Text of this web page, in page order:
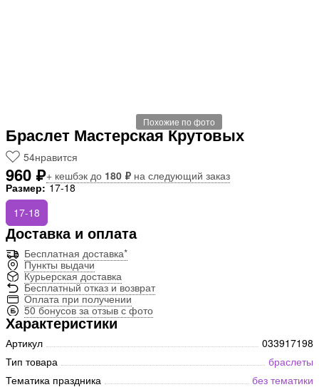
Похожие по фото
Браслет Мастерская Крутовых
54нравится
960 ₽+ кешбэк до 180 ₽ на следующий заказ
Размер: 17-18
17-18
Доставка и оплата
Бесплатная доставка*
Пункты выдачи
Курьерская доставка
Бесплатный отказ и возврат
Оплата при получении
50 бонусов за отзыв с фото
Характеристики
Артикул
033917198
Тип товара
браслеты
Тематика праздника
без тематики